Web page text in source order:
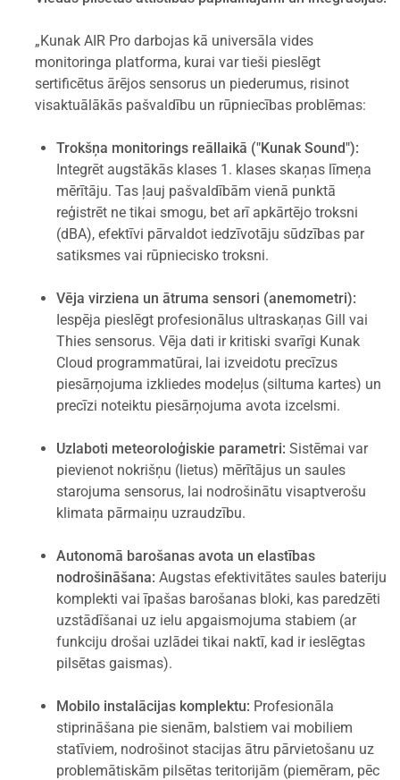
„Kunak AIR Pro darbojas kā universāla vides
monitoringa platforma, kurai var tieši pieslēgt
sertificētus ārējos sensorus un piederumus, risinot
visaktuālākās pašvaldību un rūpniecības problēmas:
Trokšņa monitorings reāllaikā ("Kunak Sound"):
Integrēt augstākās klases 1. klases skaņas līmeņa
mērītāju. Tas ļauj pašvaldībām vienā punktā
reģistrēt ne tikai smogu, bet arī apkārtējo troksni
(dBA), efektīvi pārvaldot iedzīvotāju sūdzības par
satiksmes vai rūpniecisko troksni.
Vēja virziena un ātruma sensori (anemometri):
Iespēja pieslēgt profesionālus ultraskaņas Gill vai
Thies sensorus. Vēja dati ir kritiski svarīgi Kunak
Cloud programmatūrai, lai izveidotu precīzus
piesārņojuma izkliedes modeļus (siltuma kartes) un
precīzi noteiktu piesārņojuma avota izcelsmi.
Uzlaboti meteoroloģiskie parametri: Sistēmai var
pievienot nokrišņu (lietus) mērītājus un saules
starojuma sensorus, lai nodrošinātu visaptverošu
klimata pārmaiņu uzraudzību.
Autonomā barošanas avota un elastības
nodrošināšana: Augstas efektivitātes saules bateriju
komplekti vai īpašas barošanas bloki, kas paredzēti
uzstādīšanai uz ielu apgaismojuma stabiem (ar
funkciju drošai uzlādei tikai naktī, kad ir ieslēgtas
pilsētas gaismas).
Mobilo instalācijas komplektu: Profesionāla
stiprināšana pie sienām, balstiem vai mobiliem
statīviem, nodrošinot stacijas ātru pārvietošanu uz
problemātiskām pilsētas teritorijām (piemēram, pēc